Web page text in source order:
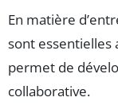
En matière
sont essentielles
permet de
collaborative.